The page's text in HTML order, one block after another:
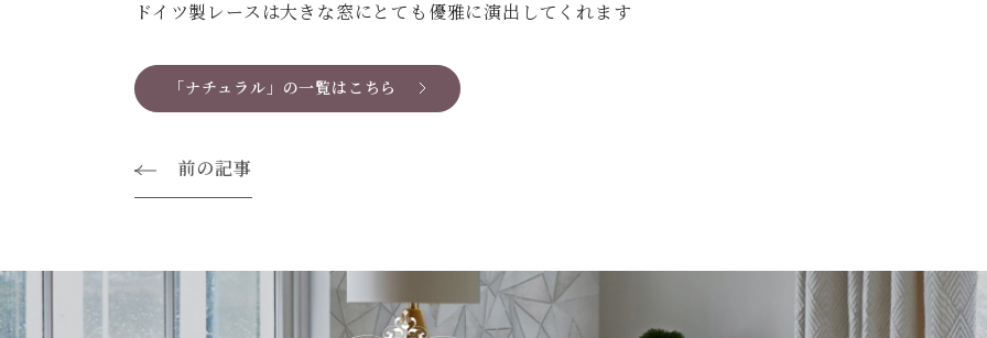
ドイツ製レースは大きな窓にとても優雅に演出してくれます
「ナチュラル」の一覧はこちら
前の記事